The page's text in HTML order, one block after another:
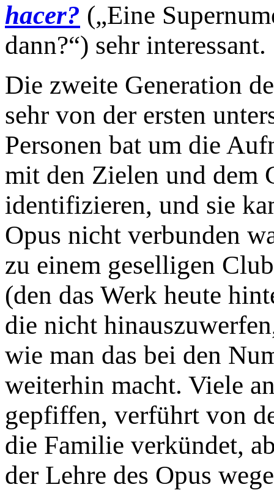
hacer? („Eine
dann?“) sehr interessant.
Die zweite Generation
sehr von der ersten
Personen bat um die
mit den Zielen und dem
identifizieren, und sie
Opus nicht ver­bunden
zu einem geselligen
(den das Werk heute
die nicht
wie man das bei den
weiterhin macht. Vie­le
gepfiffen, verführt von
die Fa­milie verkündet,
der Lehre des Opus